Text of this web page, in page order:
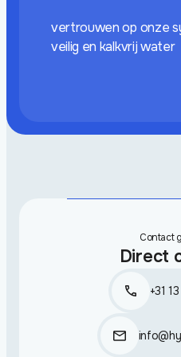
vertrouwen op onze
veilig en kalkvrij water
Contact
Direct
+31